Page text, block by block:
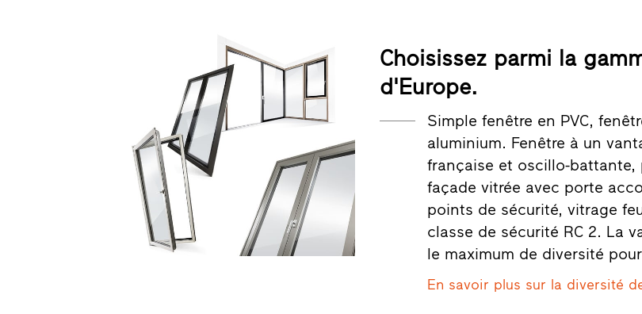
Choisissez parmi la
d'Europe.
Simple fenêtre en PVC,
aluminium. Fenêtre à un
française et oscillo-
façade vitrée avec porte
points de sécurité, vitrage
classe de sécurité RC 2. La
le maximum de diversité
En savoir plus sur la diversité